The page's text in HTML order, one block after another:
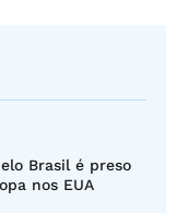
Brasil é preso
nos EUA